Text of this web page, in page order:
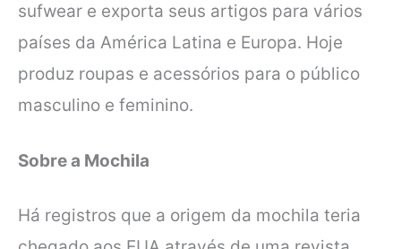
sufwear e exporta seus artigos para vários
países da América Latina e Europa. Hoje
produz roupas e acessórios para o público
masculino e feminino.
Sobre a Mochila
Há registros que a origem da mochila teria